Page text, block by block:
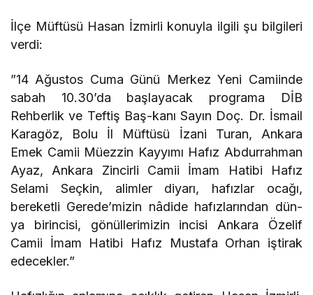
İlçe Müftüsü Hasan İzmirli konuyla ilgili şu bilgileri
verdi:
”14 Ağustos Cuma Günü Merkez Yeni Camiinde
sabah 10.30’da başlayacak programa DİB
Rehberlik ve Teftiş Baş-kanı Sayın Doç. Dr. İsmail
Karagöz, Bolu İl Müftüsü İzani Turan, Ankara
Emek Camii Müezzin Kayyımı Hafız Abdurrahman
Ayaz, Ankara Zincirli Camii İmam Hatibi Hafız
Selami Seçkin, alimler diyarı, hafızlar ocağı,
bereketli Gerede’mizin nâdide hafızlarından dün-
ya birincisi, gönüllerimizin incisi Ankara Özelif
Camii İmam Hatibi Hafız Mustafa Orhan iştirak
edecekler.”